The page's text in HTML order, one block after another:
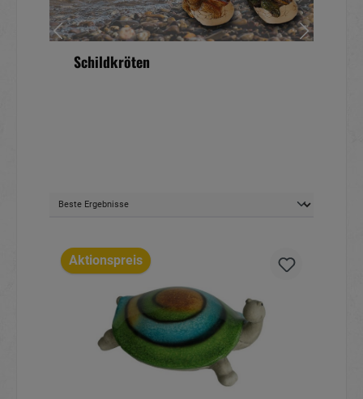
Schildkröten
Aktionspreis